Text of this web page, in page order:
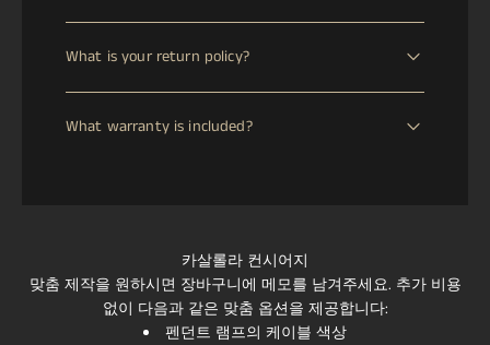
weeks. Most of our lamps are handmade by skilled
control, and voltage/plug adaptation according to your
What is your return policy?
delivery. If your item arrives damaged, defective, or lost
What warranty is included?
카살롤라 컨시어지
맞춤 제작을 원하시면 장바구니에 메모를 남겨주세요. 추가 비용
없이 다음과 같은 맞춤 옵션을 제공합니다:
펜던트 램프의 케이블 색상